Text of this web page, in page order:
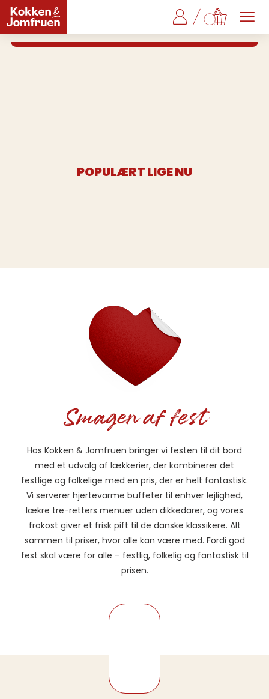
3-RETTERS FØDSELSDAGSMENU
Fra 145,95 kr. pr. kuvert
(priser er ekskl. evt. levering)
POPULÆRT LIGE NU
Smagen af fest
Hos Kokken & Jomfruen bringer vi festen til dit bord
med et udvalg af lækkerier, der kombinerer det
festlige og folkelige med en pris, der er helt fantastisk.
Vi serverer hjertevarme buffeter til enhver lejlighed,
lækre tre-retters menuer uden dikkedarer, og vores
frokost giver et frisk pift til de danske klassikere. Alt
sammen til priser, hvor alle kan være med. Fordi god
fest skal være for alle – festlig, folkelig og fantastisk til
prisen.